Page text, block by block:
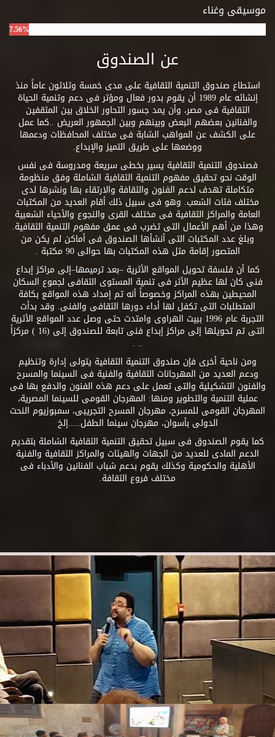
موسيقى وغناء
7.56%
عن الصندوق
استطاع صندوق التنمية الثقافية على مدى خمسة وثلاثون عاماً منذ
إنشائه عام 1989 أن يقوم بدور فعال ومؤثر فى دعم وتنمية الحياة
الثقافية فى مصر، وأن يمد جسور التحاور الخلاق بين المثقفين
والفنانين بعضهم البعض وبينهم وبين الجمهور العريض ..كما عمل
على الكشف عن المواهب الشابة فى مختلف المحافظات ودعمها
ووضعها على طريق التميز والإبداع.
فصندوق التنمية الثقافية يسير بخطى سريعة ومدروسة فى نفس
الوقت نحو تحقيق مفهوم التنمية الثقافية الشاملة وفق منظومة
متكاملة تهدف لدعم الفنون والثقافة والارتقاء بها ونشرها لدى
مختلف فئات الشعب. وهو فى سبيل ذلك أقام العديد من المكتبات
العامة والمراكز الثقافية فى مختلف القرى والنجوع والأحياء الشعبية
وهذا من أهم الأعمال التى تضرب فى عمق مفهوم التنمية الثقافية.
وبلغ عدد المكتبات التى أنشأها الصندوق فى أماكن لم يكن من
المتصور إقامة مثل هذه المكتبات بها حوالى 90 مكتبة .
كما أن فلسفة تحويل المواقع الأثرية –بعد ترميمها–إلى مراكز إبداع
فنى كان لها عظيم الأثر فى تنمية المستوى الثقافى لجموع السكان
المحيطين بهذه المراكز وخصوصاً أنه تم إمداد هذه المواقع بكافة
المتطلبات التى تكفل لها أداء دورها الثقافى والفنى. وقد بدأت
التجربة عام 1996 ببيت الهراوى وامتدت حتى وصل عدد المواقع الأثرية
التى تم تحويلها إلى مراكز إبداع فنى تابعة للصندوق إلى (16 ) مركزاً
.. .
ومن ناحية أخرى فإن صندوق التنمية الثقافية يتولى إدارة وتنظيم
ودعم العديد من المهرجانات الثقافية والفنية فى السينما والمسرح
والفنون التشكيلية والتى تعمل على دعم هذه الفنون والدفع بها فى
عملية التنمية والتطوير ومنها: المهرجان القومى للسينما المصرية،
المهرجان القومى للمسرح، مهرجان المسرح التجريبى، سمبوزيوم النحت
الدولى بأسوان، مهرجان سينما الطفل.....إلخ
كما يقوم الصندوق فى سبيل تحقيق التنمية الثقافية الشاملة بتقديم
الدعم المادى للعديد من الجهات والهيئات والمراكز الثقافية والفنية
الأهلية والحكومية وكذلك يقوم بدعم شباب الفنانين والأدباء فى
مختلف فروع الثقافة.